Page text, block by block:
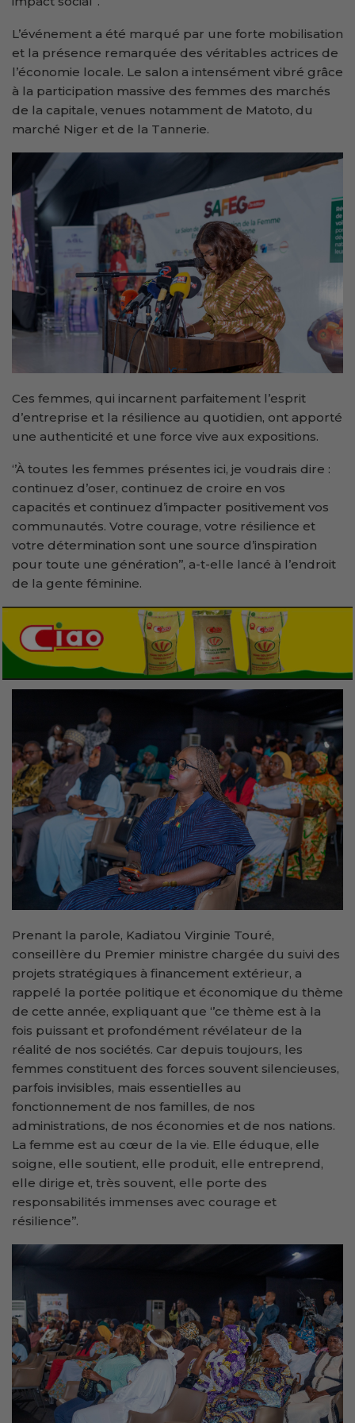
L’événement a été marqué par une forte mobilisation
et la présence remarquée des véritables actrices de
l’économie locale. Le salon a intensément vibré grâce
à la participation massive des femmes des marchés
de la capitale, venues notamment de Matoto, du
marché Niger et de la Tannerie.
Ces femmes, qui incarnent parfaitement l’esprit
d’entreprise et la résilience au quotidien, ont apporté
une authenticité et une force vive aux expositions.
‘’À toutes les femmes présentes ici, je voudrais dire :
continuez d’oser, continuez de croire en vos
capacités et continuez d’impacter positivement vos
communautés. Votre courage, votre résilience et
votre détermination sont une source d’inspiration
pour toute une génération’’, a-t-elle lancé à l’endroit
de la gente féminine.
Prenant la parole, Kadiatou Virginie Touré,
conseillère du Premier ministre chargée du suivi des
projets stratégiques à financement extérieur, a
rappelé la portée politique et économique du thème
de cette année, expliquant que ‘’ce thème est à la
fois puissant et profondément révélateur de la
réalité de nos sociétés. Car depuis toujours, les
femmes constituent des forces souvent silencieuses,
parfois invisibles, mais essentielles au
fonctionnement de nos familles, de nos
administrations, de nos économies et de nos nations.
La femme est au cœur de la vie. Elle éduque, elle
soigne, elle soutient, elle produit, elle entreprend,
elle dirige et, très souvent, elle porte des
responsabilités immenses avec courage et
résilience’’.